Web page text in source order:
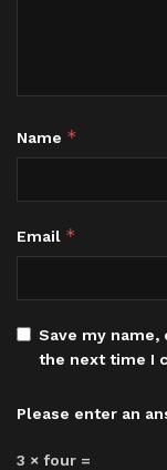
Name *
Email *
Save my
the next time I
Please enter an
3 × four =